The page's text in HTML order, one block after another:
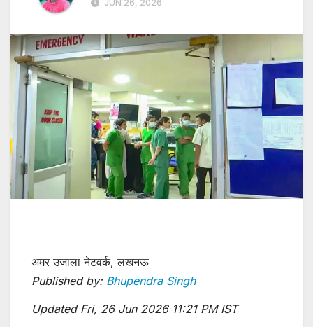
JUN 26, 2026
अमर उजाला नेटवर्क, लखनऊ
Published by: Bhupendra Singh
Updated Fri, 26 Jun 2026 11:21 PM IST